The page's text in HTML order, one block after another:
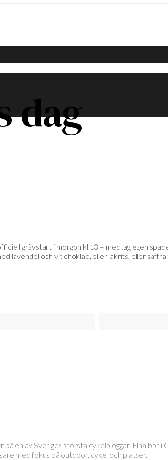
dag
grävstart i morgon kl 13 – medtag egen
lavendel och vit choklad, eller lakrits, eller
en av Sveriges största cykelbloggar. Elna
med fokus på outdoor, cykel och platser.